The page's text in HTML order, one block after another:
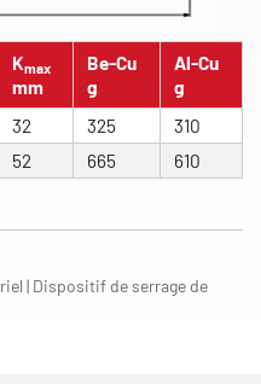
Kmax
mm
Be-Cu
g
Al-Cu
g
32 325
310
52 665 610
| Dispositif de serrage de